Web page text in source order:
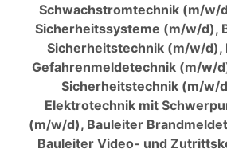
Schwachstromtechnik (m/w/
Sicherheitssysteme (m/w/d),
Sicherheitstechnik (m/w/d),
Gefahrenmeldetechnik (m/w/
Sicherheitstechnik (m/w/
Elektrotechnik mit
(m/w/d), Bauleiter
Bauleiter Video- und